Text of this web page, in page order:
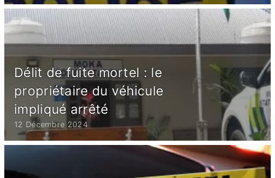
Délit de fuite mortel : le
propriétaire du véhicule
impliqué arrêté
12 Décembre 2024